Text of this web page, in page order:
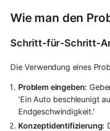
Wie man den
Schritt-für-Schritt-
Die Verwendung eines
Problem eingeben:
'Ein Auto beschleunigt
Endgeschwindigkeit.'
Konzeptidentifizierung: